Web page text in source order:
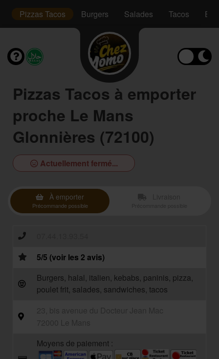
Pizzas Tacos Burgers Salades Tacos
Pizzas Tacos à emporter
proche Le Mans
Glonnières (72100)
Actuellement fermé...
À emporter
Précommande possible
5/5 (voir les 2 avis)
Burgers, halal, italien, kebabs, paninis, pizza,
poulet frit, salades, sandwiches, tacos
Moyens de paiement :